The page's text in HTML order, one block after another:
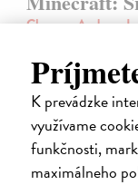
K prevádzke
využívame
funkčnosti,
maximálneho
Clemson Andrew,
Samotársky farmár
suroviny a mať pokoj.
Na sklade ?
9,45 €
9,95 € ?